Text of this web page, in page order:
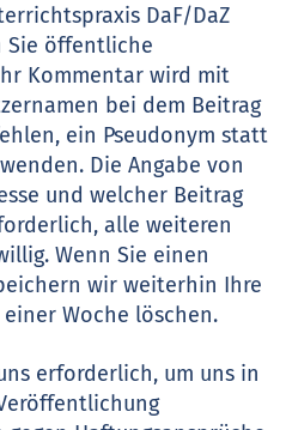
DaF/DaZ
Sie öffentliche
Kommentar wird mit
bei dem Beitrag
ein Pseudonym statt
Die Angabe von
und welcher Beitrag
alle weiteren
Wenn Sie einen
wir weiterhin Ihre
Woche löschen.
erforderlich, um uns in